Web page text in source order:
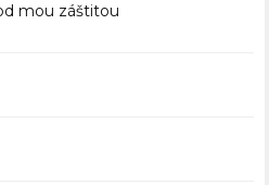
mou záštitou